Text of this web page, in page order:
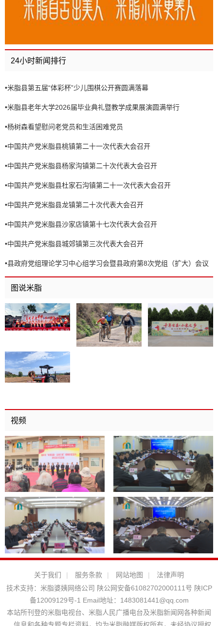
24小时新闻排行
•米脂县第五届“体彩杯”少儿围棋公开赛圆满落幕
•米脂县老年大学2026届毕业典礼暨教学成果展演圆满举行
•杨树森看望慰问老党员和生活困难党员
•中国共产党米脂县桃镇第二十一次代表大会召开
•中国共产党米脂县杨家沟镇第二十次代表大会召开
•中国共产党米脂县杜家石沟镇第二十一次代表大会召开
•中国共产党米脂县龙镇第二十次代表大会召开
•中国共产党米脂县沙家店镇第十七次代表大会召开
•中国共产党米脂县城郊镇第三次代表大会召开
•县政府党组理论学习中心组学习会暨县政府第8次党组（扩大）会议
召开
图说米脂
视频
关于我们 | 服务条款 | 网站地图 |
法律声明
技术支持： 米脂婆姨网络公司 陕公网安备61082702000111号 陕ICP
备12009129号-1 Email地址： 1483081441@qq.com
本站所刊登的米脂电视台、米脂人民广播电台及米脂新闻网各种新闻